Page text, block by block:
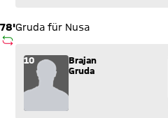
78'
AUSWECHSLUNG
Gruda für Nusa
Wechsel: Brajan Gruda (10)
10
Brajan
Gruda